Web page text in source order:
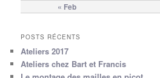
« Feb
POSTS RÉCENTS
Ateliers 2017
Ateliers chez Bart et Francis